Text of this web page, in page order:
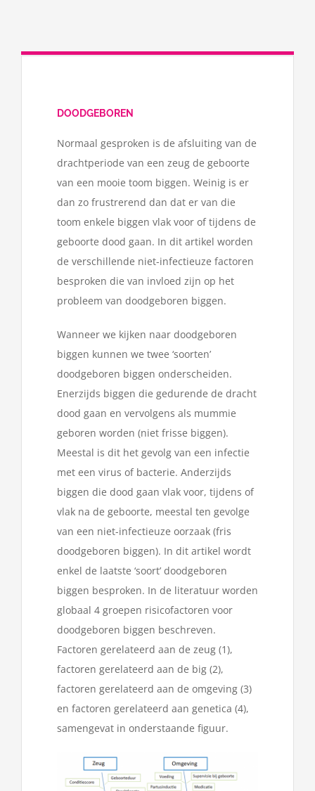
DOODGEBOREN
Normaal gesproken is de afsluiting van de
drachtperiode van een zeug de geboorte
van een mooie toom biggen. Weinig is er
dan zo frustrerend dan dat er van die
toom enkele biggen vlak voor of tijdens de
geboorte dood gaan. In dit artikel worden
de verschillende niet-infectieuze factoren
besproken die van invloed zijn op het
probleem van doodgeboren biggen.
Wanneer we kijken naar doodgeboren
biggen kunnen we twee ‘soorten’
doodgeboren biggen onderscheiden.
Enerzijds biggen die gedurende de dracht
dood gaan en vervolgens als mummie
geboren worden (niet frisse biggen).
Meestal is dit het gevolg van een infectie
met een virus of bacterie. Anderzijds
biggen die dood gaan vlak voor, tijdens of
vlak na de geboorte, meestal ten gevolge
van een niet-infectieuze oorzaak (fris
doodgeboren biggen). In dit artikel wordt
enkel de laatste ‘soort’ doodgeboren
biggen besproken. In de literatuur worden
globaal 4 groepen risicofactoren voor
doodgeboren biggen beschreven.
Factoren gerelateerd aan de zeug (1),
factoren gerelateerd aan de big (2),
factoren gerelateerd aan de omgeving (3)
en factoren gerelateerd aan genetica (4),
samengevat in onderstaande figuur.